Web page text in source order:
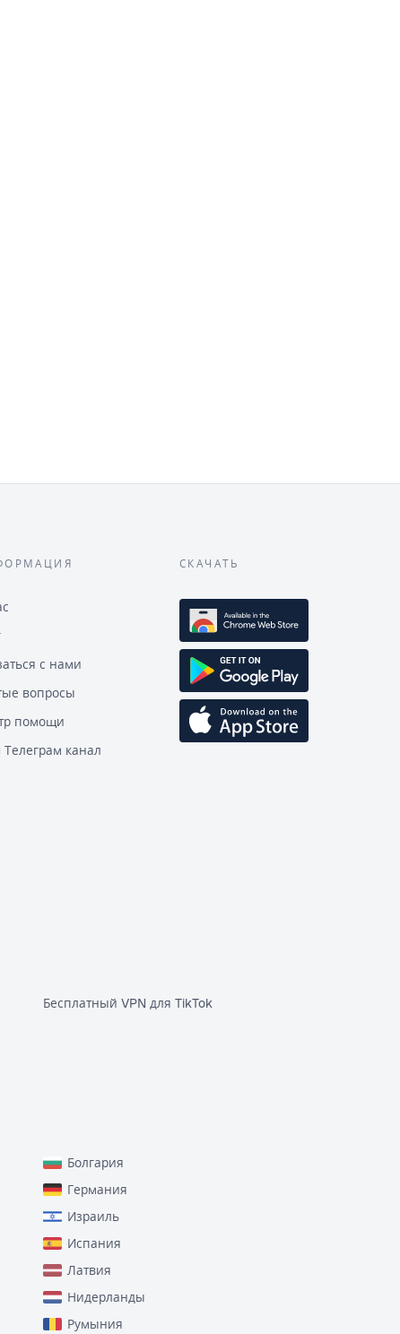
с нами
вопросы
помощи
канал
СКАЧАТЬ
Бесплатный VPN для TikTok
Болгария
Германия
Израиль
Испания
Латвия
Нидерланды
Румыния